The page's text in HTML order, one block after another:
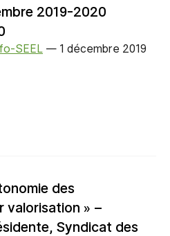
2019-2020
SEEL — 1 décembre 2019
des
valorisation » –
Syndicat des